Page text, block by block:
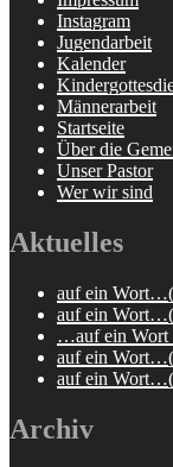
Instagram
Jugendarbeit
Kalender
Männerarbeit
Startseite
Über die
Unser Pastor
Wer wir sind
Aktuelles
auf ein
auf ein
…auf ein Wort
auf ein
auf ein
Archiv